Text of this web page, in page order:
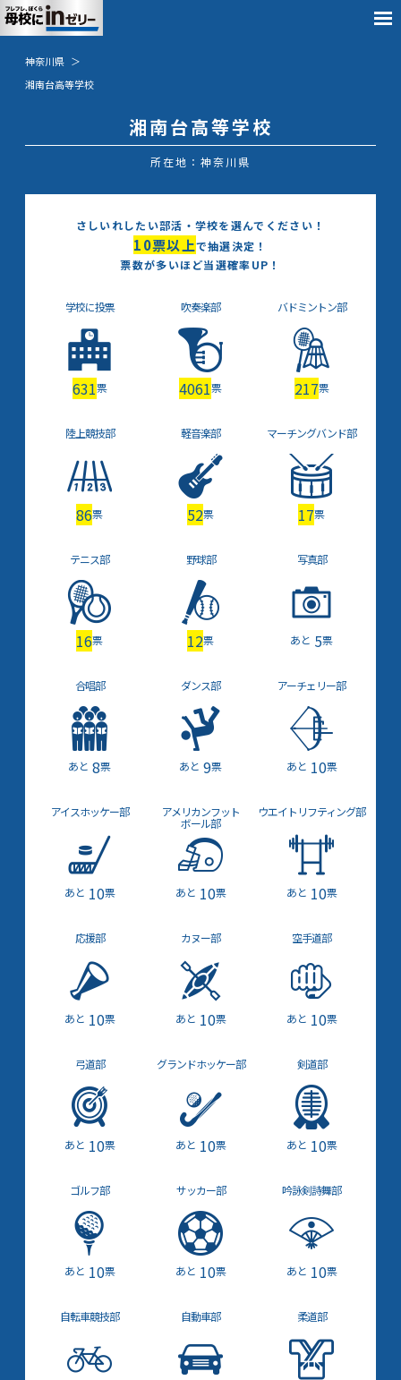
神奈川県
湘南台高等学校
湘南台高等学校
所在地：神奈川県
さしいれしたい部活・学校を選んでください！
10票以上で抽選決定！
票数が多いほど当選確率UP！
学校に投票
631票
吹奏楽部
4061票
バドミントン部
217票
陸上競技部
86票
軽音楽部
52票
マーチングバンド部
17票
テニス部
16票
野球部
12票
写真部
5票
合唱部
8票
ダンス部
9票
アーチェリー部
10票
アイスホッケー部
10票
アメリカンフット
ボール部
10票
ウエイト リフティング部
10票
応援部
10票
カヌー部
10票
空手道部
10票
弓道部
10票
グランドホッケー部
10票
剣道部
10票
ゴルフ部
10票
サッカー部
10票
吟詠剣詩舞部
10票
自転車競技部 自動車部 柔道部